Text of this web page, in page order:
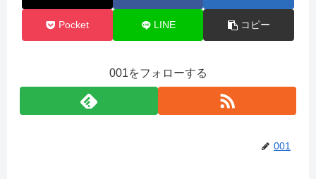
Pocket LINE コピー
001をフォローする
001